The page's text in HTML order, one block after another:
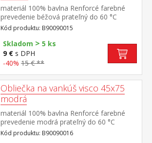
materiál 100% bavlna Renforcé farebné
prevedenie béžová prateľný do 60 °C
Kód produktu: B90090015
Skladom > 5 ks
9 € s DPH
-40% 15 € **
Obliečka na vankúš visco 45x75
modrá
materiál 100% bavlna Renforcé farebné
prevedenie modrá prateľný do 60 °C
Kód produktu: B90090016